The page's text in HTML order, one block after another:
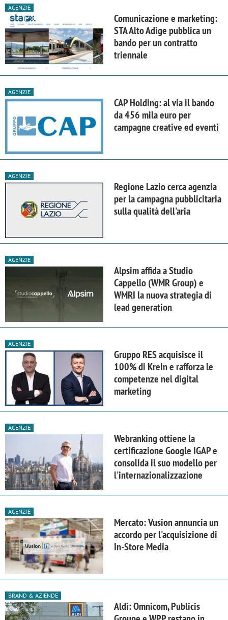
AGENZIE
Comunicazione e marketing:
STA Alto Adige pubblica un
bando per un contratto
triennale
AGENZIE
CAP Holding: al via il bando
da 456 mila euro per
campagne creative ed eventi
AGENZIE
Regione Lazio cerca agenzia
per la campagna pubblicitaria
sulla qualità dell'aria
AGENZIE
Alpsim affida a Studio
Cappello (WMR Group) e
WMRI la nuova strategia di
lead generation
AGENZIE
Gruppo RES acquisisce il
100% di Krein e rafforza le
competenze nel digital
marketing
AGENZIE
Webranking ottiene la
certificazione Google IGAP e
consolida il suo modello per
l'internazionalizzazione
AGENZIE
Mercato: Vusion annuncia un
accordo per l'acquisizione di
In-Store Media
BRAND & AZIENDE
Aldi: Omnicom, Publicis